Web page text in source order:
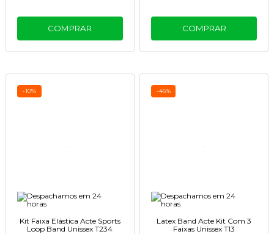
COMPRAR COMPRAR
-10%
Kit Faixa Elástica Acte Sports
Loop Band Unissex T234
-46%
Latex Band Acte Kit Com 3
Faixas Unissex T13